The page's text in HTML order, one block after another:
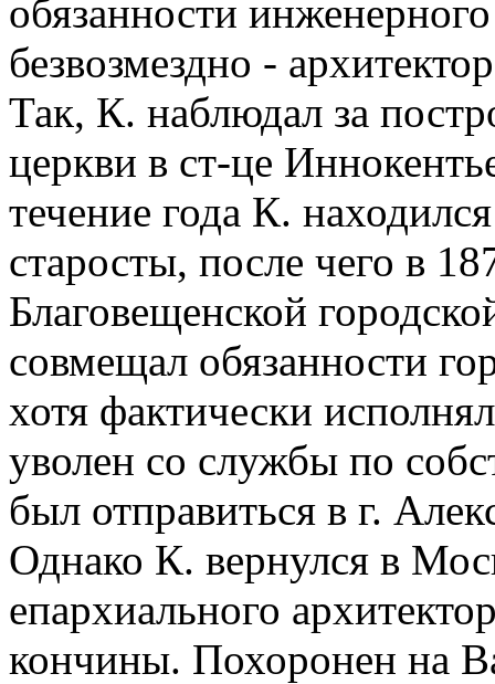
обязанности
безвозмездно -
Так, К. наблюдал за
церкви в ст-це
течение года К.
старосты, после чего в
Благовещенской
совмещал обязанности
хотя фактически
уволен со службы по
был отправиться в г.
Однако К. вернулся в
епархиального
кончины. Похоронен на